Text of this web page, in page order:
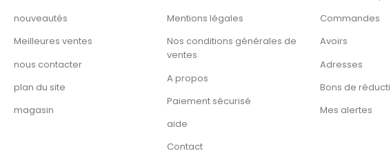
nouveautés
Meilleures ventes
nous contacter
plan du site
magasin
Mentions légales
Nos conditions générales de
ventes
A propos
Paiement sécurisé
aide
Contact
Commandes
Avoirs
Adresses
Bons de
Mes alertes